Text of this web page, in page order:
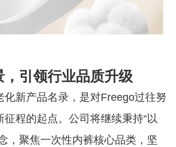
，引领行业品质升级
化新产品名录，是对Freego过往努
征程的起点。公司将继续秉持“以
，聚焦一次性内裤核心品类，坚